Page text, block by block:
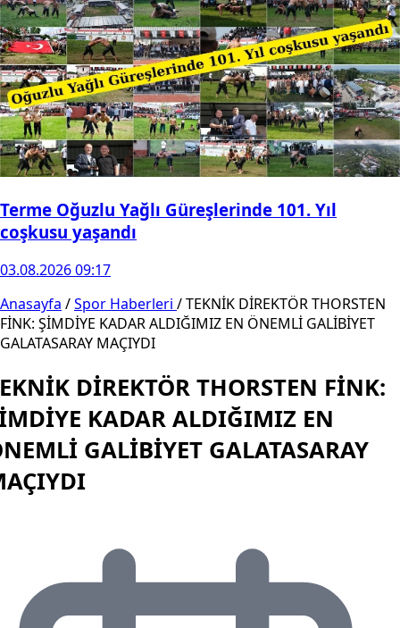
Terme Oğuzlu Yağlı Güreşlerinde 101. Yıl
coşkusu yaşandı
03.08.2026 09:17
Anasayfa /Spor Haberleri /TEKNİK DİREKTÖR THORSTEN
FİNK: ŞİMDİYE KADAR ALDIĞIMIZ EN ÖNEMLİ GALİBİYET
GALATASARAY MAÇIYDI
DİREKTÖR THORSTEN FİNK:
KADAR ALDIĞIMIZ EN
GALİBİYET GALATASARAY